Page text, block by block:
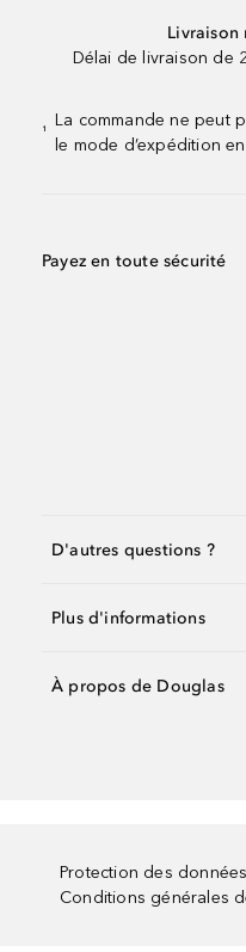
Livraison
Délai de livraison de
¹
La commande ne peut
le mode d’expédition
Payez en toute sécurité
D'autres questions ?
Plus d'informations
À propos de Douglas
Protection des données
Conditions générales